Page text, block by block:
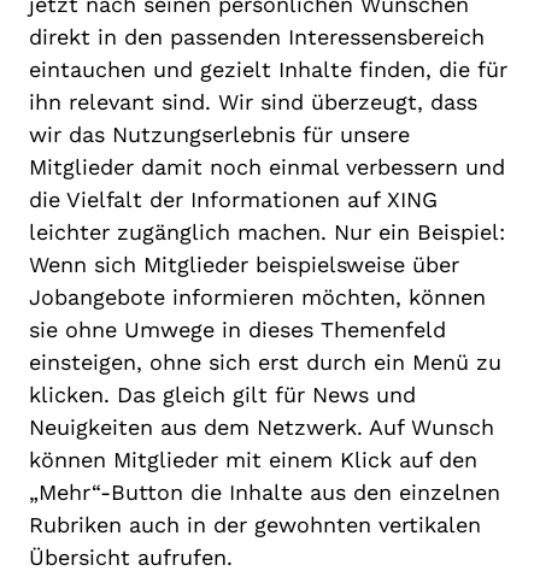
direkt in den passenden Interessensbereich
eintauchen und gezielt Inhalte finden, die für
ihn relevant sind. Wir sind überzeugt, dass
wir das Nutzungserlebnis für unsere
Mitglieder damit noch einmal verbessern und
die Vielfalt der Informationen auf XING
leichter zugänglich machen. Nur ein Beispiel:
Wenn sich Mitglieder beispielsweise über
Jobangebote informieren möchten, können
sie ohne Umwege in dieses Themenfeld
einsteigen, ohne sich erst durch ein Menü zu
klicken. Das gleich gilt für News und
Neuigkeiten aus dem Netzwerk. Auf Wunsch
können Mitglieder mit einem Klick auf den
„Mehr“-Button die Inhalte aus den einzelnen
Rubriken auch in der gewohnten vertikalen
Übersicht aufrufen.